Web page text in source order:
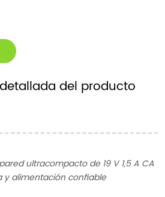
del producto
ultracompacto de 19 V 1,5 A CA
alimentación confiable